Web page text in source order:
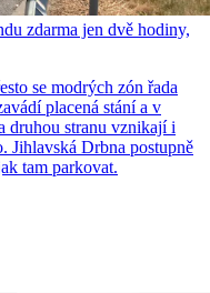
zdarma jen dvě hodiny,
se modrých zón řada
placená stání a v
druhou stranu vznikají i
Jihlavská Drbna postupně
tam parkovat.